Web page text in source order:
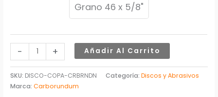
Grano 46 x 5/8"
- + Añadir Al Carrito
SKU: DISCO-COPA-CRBRNDN Categoría:Discos y Abrasivos
Marca:Carborundum